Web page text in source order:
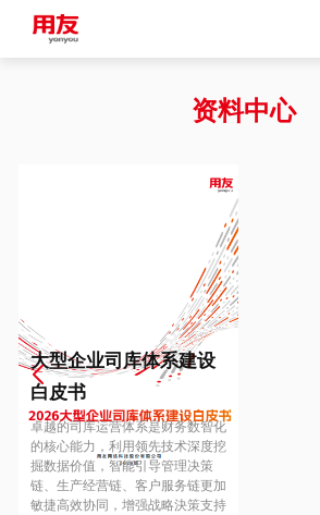
Vietnam
Europe
Hungary
Hong Kong
资料中心
大型企业司库体系建设
白皮书
卓越的司库运营体系是财务数智化
的核心能力，利用领先技术深度挖
掘数据价值，智能引导管理决策
链、生产经营链、客户服务链更加
敏捷高效协同，增强战略決策支持